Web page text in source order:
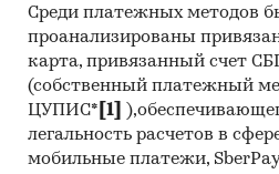
Среди платежных методов
проанализированы
карта, привязанный счет
(собственный платежный
ЦУПИС* [1]
легальность расчетов в
мобильные платежи,